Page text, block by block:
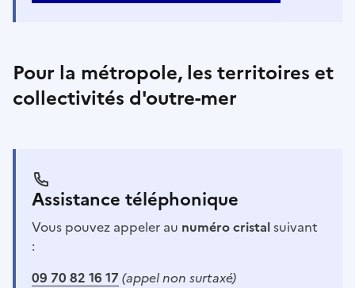
Pour la métropole, les territoires et
collectivités d'outre-mer
Assistance téléphonique
Vous pouvez appeler au numéro cristalsuivant
:
09 70 82 16 17 (appel non surtaxé)